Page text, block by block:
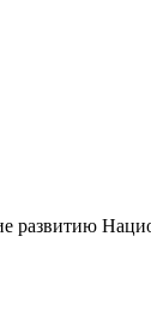
развитию